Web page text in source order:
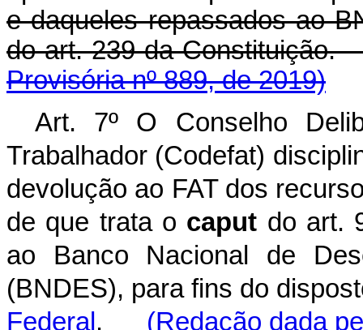
e daqueles repassados ao
do art. 239 da
Provisória nº 889, de 2019)
Art. 7º O Conselho
Trabalhador (Codefat)
devolução ao FAT dos
de que trata o caput do art.
ao Banco Nacional de
(BNDES), para fins do
Federal . (Redação dada